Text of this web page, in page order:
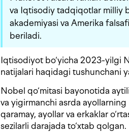
va Iqtisodiy tadqiqotlar milliy
akademiyasi va Amerika
beriladi.
Iqtisodiyot bo‘yicha 2023-yilgi
natijalari haqidagi tushunchani
Nobel qo‘mitasi bayonotida
va yigirmanchi asrda
qaramay, ayollar va erkaklar
sezilarli darajada to‘xtab qolgan.